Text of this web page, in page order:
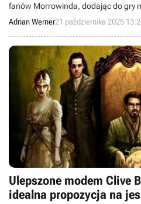
fanów Morrowinda, dodając do gry
Indoril.
Adrian Werner21 października 2025
Ulepszone modem Clive
idealna propozycja na